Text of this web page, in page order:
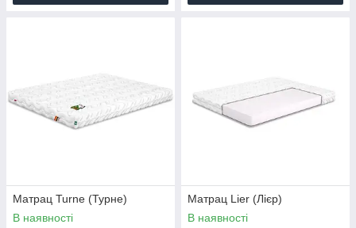
Матрац Turne (Турне)
В наявності
Матрац Lier (Лієр)
В наявності